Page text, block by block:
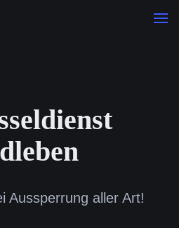
Aussperrung aller Art!